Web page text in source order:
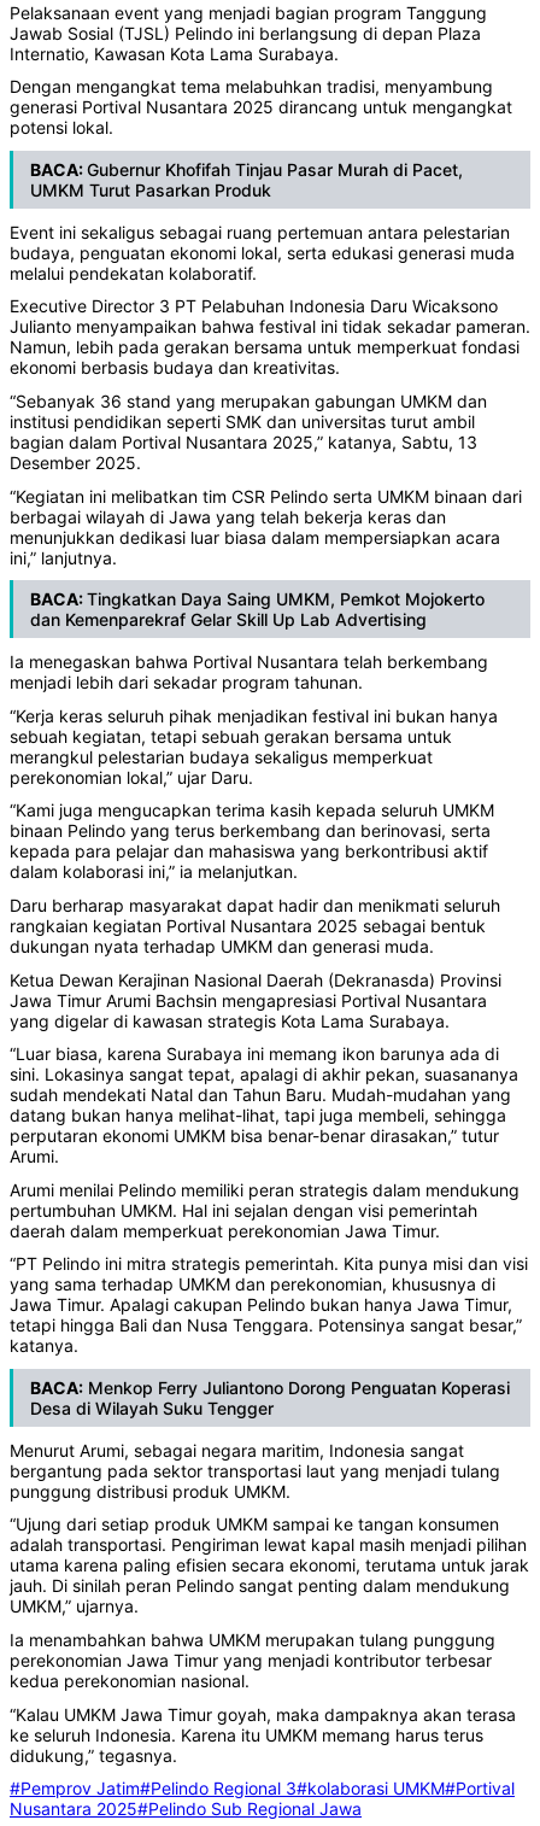
Pelaksanaan event yang menjadi bagian program Tanggung
Jawab Sosial (TJSL) Pelindo ini berlangsung di depan Plaza
Internatio, Kawasan Kota Lama Surabaya.
Dengan mengangkat tema melabuhkan tradisi, menyambung
generasi Portival Nusantara 2025 dirancang untuk mengangkat
potensi lokal.
BACA:Gubernur Khofifah Tinjau Pasar Murah di Pacet,
UMKM Turut Pasarkan Produk
Event ini sekaligus sebagai ruang pertemuan antara pelestarian
budaya, penguatan ekonomi lokal, serta edukasi generasi muda
melalui pendekatan kolaboratif.
Executive Director 3 PT Pelabuhan Indonesia Daru Wicaksono
Julianto menyampaikan bahwa festival ini tidak sekadar pameran.
Namun, lebih pada gerakan bersama untuk memperkuat fondasi
ekonomi berbasis budaya dan kreativitas.
“Sebanyak 36 stand yang merupakan gabungan UMKM dan
institusi pendidikan seperti SMK dan universitas turut ambil
bagian dalam Portival Nusantara 2025,” katanya, Sabtu, 13
Desember 2025.
“Kegiatan ini melibatkan tim CSR Pelindo serta UMKM binaan dari
berbagai wilayah di Jawa yang telah bekerja keras dan
menunjukkan dedikasi luar biasa dalam mempersiapkan acara
ini,” lanjutnya.
BACA:Tingkatkan Daya Saing UMKM, Pemkot Mojokerto
dan Kemenparekraf Gelar Skill Up Lab Advertising
Ia menegaskan bahwa Portival Nusantara telah berkembang
menjadi lebih dari sekadar program tahunan.
“Kerja keras seluruh pihak menjadikan festival ini bukan hanya
sebuah kegiatan, tetapi sebuah gerakan bersama untuk
merangkul pelestarian budaya sekaligus memperkuat
perekonomian lokal,” ujar Daru.
“Kami juga mengucapkan terima kasih kepada seluruh UMKM
binaan Pelindo yang terus berkembang dan berinovasi, serta
kepada para pelajar dan mahasiswa yang berkontribusi aktif
dalam kolaborasi ini,” ia melanjutkan.
Daru berharap masyarakat dapat hadir dan menikmati seluruh
rangkaian kegiatan Portival Nusantara 2025 sebagai bentuk
dukungan nyata terhadap UMKM dan generasi muda.
Ketua Dewan Kerajinan Nasional Daerah (Dekranasda) Provinsi
Jawa Timur Arumi Bachsin mengapresiasi Portival Nusantara
yang digelar di kawasan strategis Kota Lama Surabaya.
“Luar biasa, karena Surabaya ini memang ikon barunya ada di
sini. Lokasinya sangat tepat, apalagi di akhir pekan, suasananya
sudah mendekati Natal dan Tahun Baru. Mudah-mudahan yang
datang bukan hanya melihat-lihat, tapi juga membeli, sehingga
perputaran ekonomi UMKM bisa benar-benar dirasakan,” tutur
Arumi.
Arumi menilai Pelindo memiliki peran strategis dalam mendukung
pertumbuhan UMKM. Hal ini sejalan dengan visi pemerintah
daerah dalam memperkuat perekonomian Jawa Timur.
“PT Pelindo ini mitra strategis pemerintah. Kita punya misi dan visi
yang sama terhadap UMKM dan perekonomian, khususnya di
Jawa Timur. Apalagi cakupan Pelindo bukan hanya Jawa Timur,
tetapi hingga Bali dan Nusa Tenggara. Potensinya sangat besar,”
katanya.
BACA: Menkop Ferry Juliantono Dorong Penguatan Koperasi
Desa di Wilayah Suku Tengger
Menurut Arumi, sebagai negara maritim, Indonesia sangat
bergantung pada sektor transportasi laut yang menjadi tulang
punggung distribusi produk UMKM.
“Ujung dari setiap produk UMKM sampai ke tangan konsumen
adalah transportasi. Pengiriman lewat kapal masih menjadi pilihan
utama karena paling efisien secara ekonomi, terutama untuk jarak
jauh. Di sinilah peran Pelindo sangat penting dalam mendukung
UMKM,” ujarnya.
Ia menambahkan bahwa UMKM merupakan tulang punggung
perekonomian Jawa Timur yang menjadi kontributor terbesar
kedua perekonomian nasional.
“Kalau UMKM Jawa Timur goyah, maka dampaknya akan terasa
ke seluruh Indonesia. Karena itu UMKM memang harus terus
didukung,” tegasnya.
#Pemprov Jatim#Pelindo Regional 3#kolaborasi UMKM#Portival
Nusantara 2025#Pelindo Sub Regional Jawa